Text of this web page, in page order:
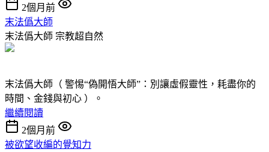
2個月前
末法僞大師
末法僞大師 宗教超自然
末法僞大師（ 警惕“偽開悟大師”：別讓虛假靈性，耗盡你的
時間、金錢與初心 ）。
繼續閱讀
2個月前
被欲望收編的覺知力